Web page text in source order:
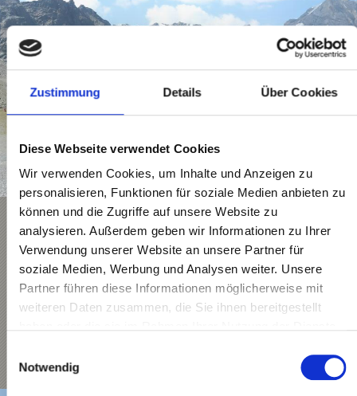
Zustimmung Details Über Cookies
Diese Webseite verwendet Cookies
Wir verwenden Cookies, um Inhalte und Anzeigen zu
personalisieren, Funktionen für soziale Medien anbieten zu
können und die Zugriffe auf unsere Website zu
analysieren. Außerdem geben wir Informationen zu Ihrer
Verwendung unserer Website an unsere Partner für
soziale Medien, Werbung und Analysen weiter. Unsere
Partner führen diese Informationen möglicherweise mit
weiteren Daten zusammen, die Sie ihnen bereitgestellt
Notwendig
Webcam Madritsch | Ferienregion Ortlergebiet
Sulden ist ein Gletscher-Skigebiet für Kenner und
Könner: Es beeindruckt durch lange Abfahrten sowie
durch ein einmaliges Bergpanorama mit Ausblick auf
den Ortler, die Königsspitze und weitere 12
Webcam öffnen